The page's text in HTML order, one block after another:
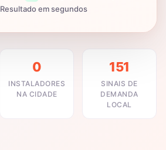
Resultado em segundos
0
INSTALADORES
NA CIDADE
151
SINAIS DE
DEMANDA
LOCAL